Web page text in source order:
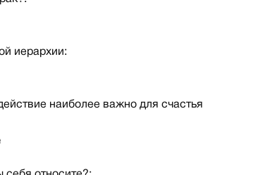
иерархии:
наиболее важно для счастья